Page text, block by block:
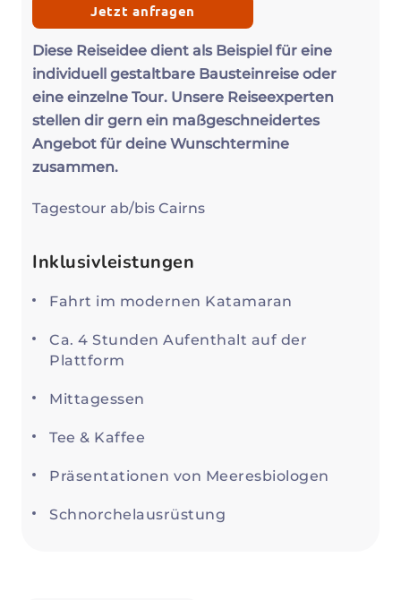
Jetzt anfragen
Diese Reiseidee dient als Beispiel für eine
individuell gestaltbare Bausteinreise oder
eine einzelne Tour. Unsere Reiseexperten
stellen dir gern ein maßgeschneidertes
Angebot für deine Wunschtermine
zusammen.
Tagestour ab/bis Cairns
Inklusivleistungen
Fahrt im modernen Katamaran
Ca. 4 Stunden Aufenthalt auf der
Plattform
Mittagessen
Tee & Kaffee
Präsentationen von Meeresbiologen
Schnorchelausrüstung